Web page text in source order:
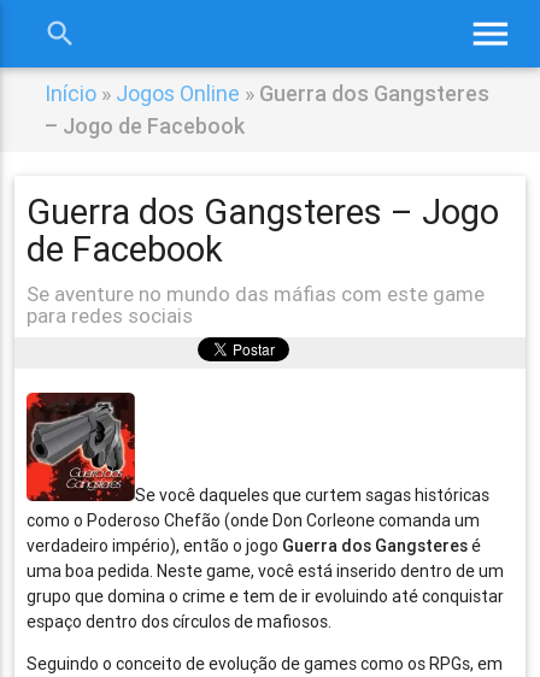
menu
search
Início » Jogos Online » Guerra dos Gangsteres
– Jogo de Facebook
Guerra dos Gangsteres – Jogo
de Facebook
Se aventure no mundo das máfias com este game
para redes sociais
Se você daqueles que curtem sagas históricas
como o Poderoso Chefão (onde Don Corleone comanda um
verdadeiro império), então o jogo Guerra dos Gangsteresé
uma boa pedida. Neste game, você está inserido dentro de um
grupo que domina o crime e tem de ir evoluindo até conquistar
espaço dentro dos círculos de mafiosos.
Seguindo o conceito de evolução de games como os RPGs, em